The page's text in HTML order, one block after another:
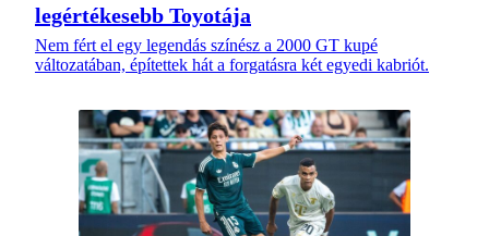
legértékesebb Toyotája
Nem fért el egy legendás színész a 2000 GT kupé
változatában, építettek hát a forgatásra két egyedi kabriót.